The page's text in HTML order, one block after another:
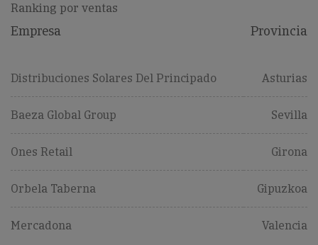
Ranking por ventas
Empresa Provincia
Distribuciones Solares Del Principado Asturias
Baeza Global Group Sevilla
Ones Retail Girona
Orbela Taberna Gipuzkoa
Mercadona Valencia